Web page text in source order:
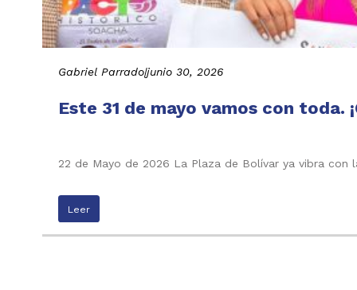
Gabriel Parrado|junio 30, 2026
Este 31 de mayo vamos con toda.
22 de Mayo de 2026 La Plaza de Bolívar ya vibra
Leer